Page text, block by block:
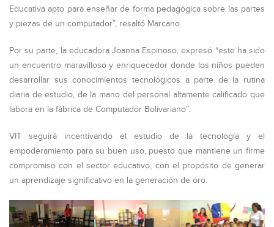
Educativa apto para enseñar de forma pedagógica sobre las partes
y piezas de un computador”, resaltó Marcano.
Por su parte, la educadora Joanna Espinoso, expresó “este ha sido
un encuentro maravilloso y enriquecedor donde los niños pueden
desarrollar sus conocimientos tecnológicos a parte de la rutina
diaria de estudio, de la mano del personal altamente calificado que
labora en la fábrica de Computador Bolivariano”.
VIT seguirá incentivando el estudio de la tecnología y el
empoderamiento para su buen uso, puesto que mantiene un firme
compromiso con el sector educativo, con el propósito de generar
un aprendizaje significativo en la generación de oro.